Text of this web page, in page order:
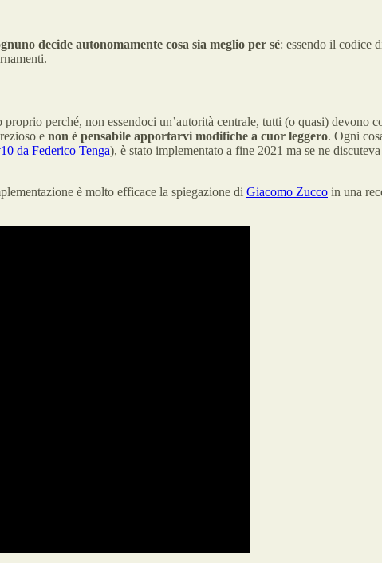
decide autonomamente cosa sia meglio per sé: essendo il codice
perché, non essendoci un’autorità centrale, tutti (o quasi)
e non è pensabile apportarvi modifiche a cuor leggero. Ogni
da Federico Tenga), è stato implementato a fine 2021 ma se ne
è molto efficace la spiegazione di Giacomo Zucco in una